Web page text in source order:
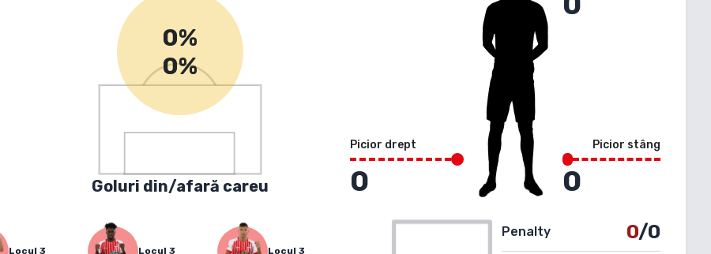
0%
0%
Goluri din/afară careu
Picior drept
0
Picior stâng
0
Locul3
Locul3
Locul 3
Penalty 0/0